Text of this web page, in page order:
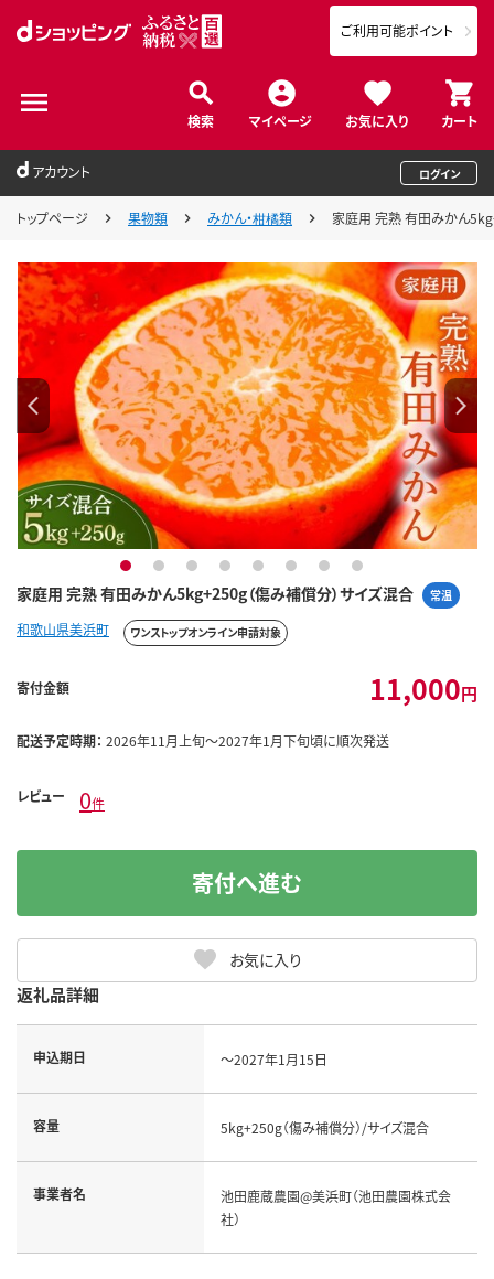
検索 マイページ お気に入り カート
ご利用可能ポイント
アカウント ログイン
トップページ 果物類 みかん・柑橘類 家庭用 完熟 有田みかん
家庭用 完熟 有田みかん5kg+250g（傷み補償分）サイズ混合 常温
1 2 3 4 5 6 7 8
和歌山県美浜町 ワンストップオンライン申請対象
寄付金額 11,000円
配送予定時期： 2026年11月上旬～2027年1月下旬頃に順次発送
レビュー 0件
お気に入り
寄付へ進む
返礼品詳細
申込期日 ～2027年1月15日
容量 5kg+250g（傷み補償分）/サイズ混合
事業者名
池田鹿蔵農園@美浜町（池田農園株式会
社）